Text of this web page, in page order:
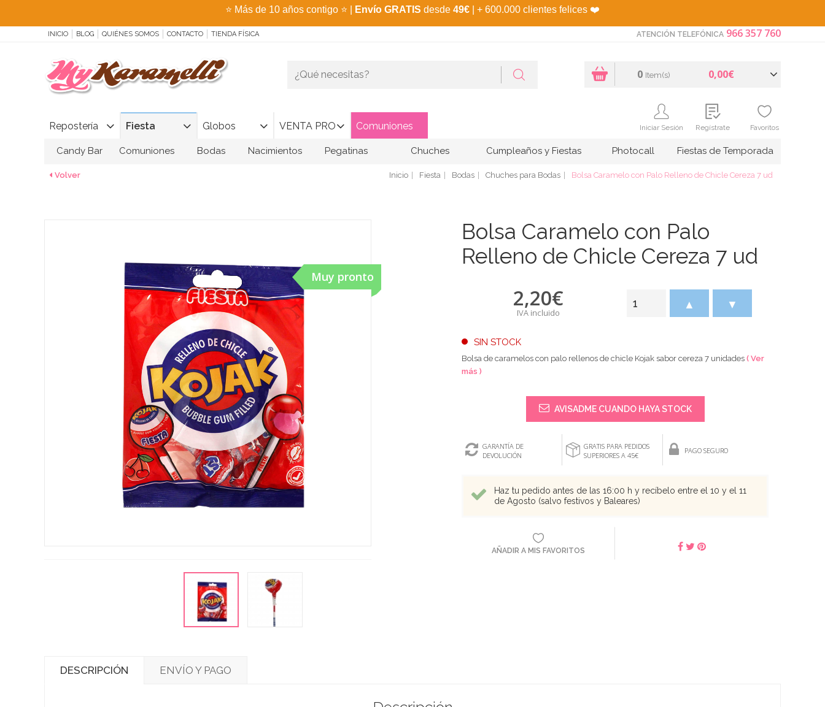
⭐ Más de 10 años contigo ⭐ Envío GRATIS desde 49€ | + 600.000 clientes felices ❤️
INICIO BLOG QUIÉNES SOMOS CONTACTO TIENDA FÍSICA ATENCIÓN TELEFÓNICA 966 357 760
Repostería Fiesta Globos VENTA PRO Comuniones
0 Item(s) 0,00€
Iniciar Sesión Regístrate Favoritos
Candy Bar Comuniones Bodas Nacimientos Pegatinas Chuches Cumpleaños y Fiestas Photocall Fiestas de Temporada
Volver Inicio Fiesta Bodas Chuches para Bodas Bolsa Caramelo con Palo Relleno de Chicle Cereza 7 ud
Muy pronto
Bolsa Caramelo con Palo
Relleno de Chicle Cereza 7 ud
2,20€
IVA incluido
SIN STOCK
▲ ▼
Bolsa de caramelos con palo rellenos de chicle Kojak sabor cereza 7 unidades ( Ver
más )
AVISADME CUANDO HAYA STOCK
GARANTÍA DE
DEVOLUCIÓN
GRATIS PARA PEDIDOS
SUPERIORES A 45€
PAGO SEGURO
Haz tu pedido antes de las 16:00 h y recíbelo entre el 10 y el 11
de Agosto (salvo festivos y Baleares)
AÑADIR A MIS FAVORITOS
DESCRIPCIÓN ENVÍO Y PAGO